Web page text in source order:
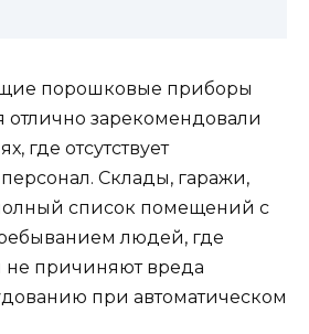
порошковые приборы
отлично зарекомендовали
где отсутствует
Склады, гаражи,
список помещений с
людей, где
не причиняют вреда
при автоматическом